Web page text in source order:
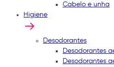
Cabelo e unha
Higiene
Desodorantes
Desodorantes
Desodorantes